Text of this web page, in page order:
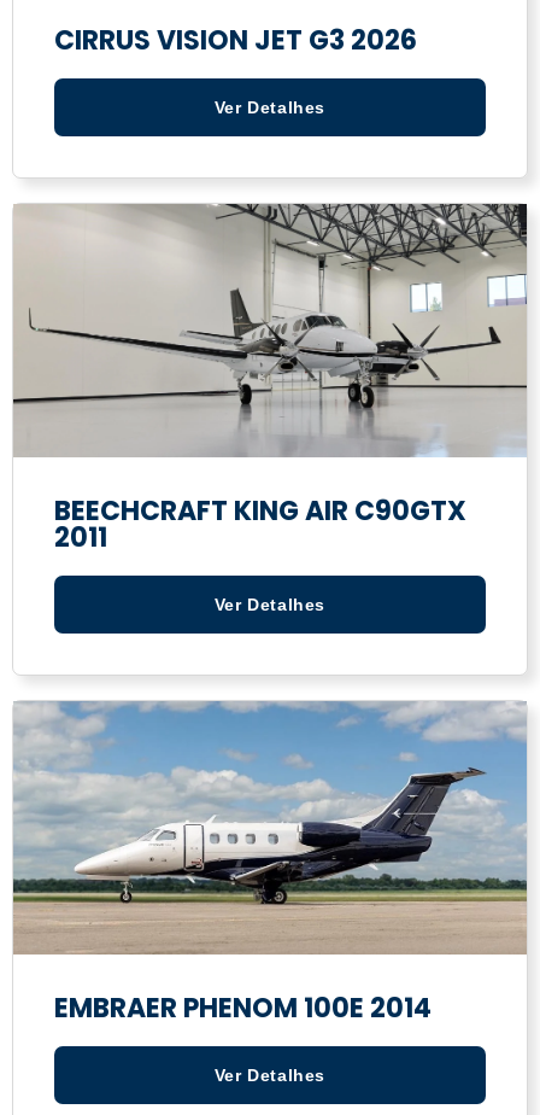
CIRRUS VISION JET G3 2026
Ver Detalhes
BEECHCRAFT KING AIR C90GTX
2011
Ver Detalhes
EMBRAER PHENOM 100E 2014
Ver Detalhes